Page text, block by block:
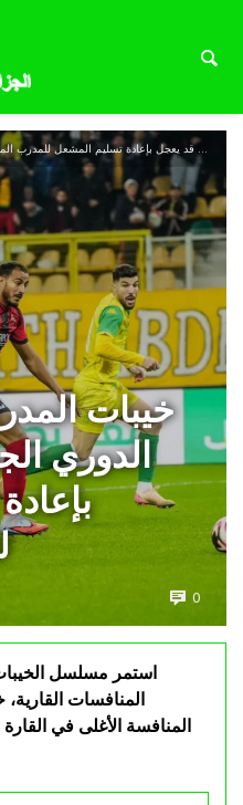
خيبات المدربين الأجانب في الدوري الجزائري قد يعجل بإعادة تسليم المشعل
خيبات
الدوري
0
استمر مسلسل
المنافسات
المنافسة الأغلى في